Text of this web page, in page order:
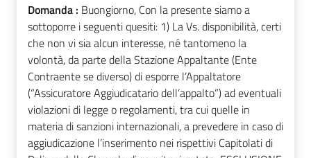
Domanda : Buongiorno, Con la presente siamo a
sottoporre i seguenti quesiti: 1) La Vs. disponibilità, certi
che non vi sia alcun interesse, né tantomeno la
volontà, da parte della Stazione Appaltante (Ente
Contraente se diverso) di esporre l’Appaltatore
(“Assicuratore Aggiudicatario dell’appalto”) ad eventuali
violazioni di legge o regolamenti, tra cui quelle in
materia di sanzioni internazionali, a prevedere in caso di
aggiudicazione l’inserimento nei rispettivi Capitolati di